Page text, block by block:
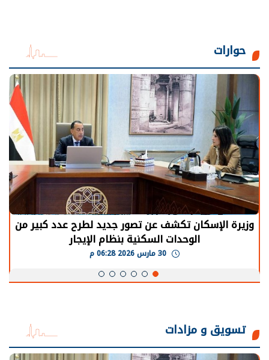
حوارات
الرئيس السيسي: توقف الأنشطة في قطاع الطاقة
يحتاج إلى سنوات لعودة معدلات الإنتاج الطبيعية
تسويق و مزادات